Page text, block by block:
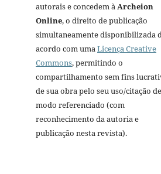
autorais e concedem àArcheion
Online, o direito de publicação
simultaneamente disponibilizada
acordo com umaLicença Creative
Commons, permitindo o
compartilhamento sem fins
de sua obra pelo seu uso/citação de
modo referenciado (com
reconhecimento da autoria e
publicação nesta revista).